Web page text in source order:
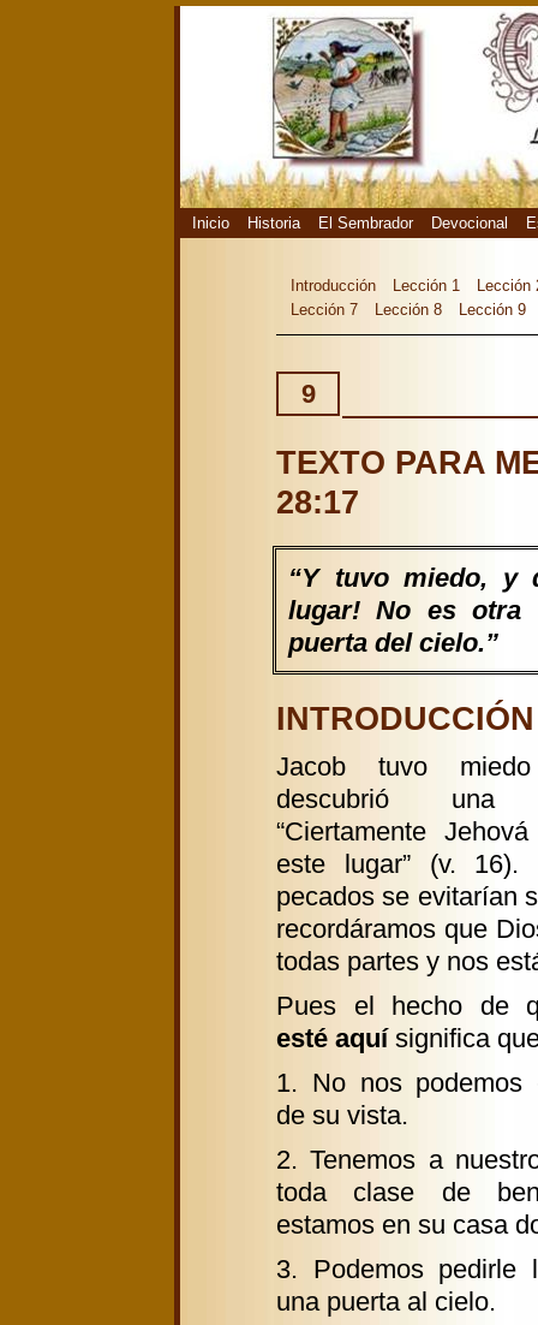
Inicio Historia El Sembrador Devocional
Introducción Lección 1
Lección
Lección 7
Lección 8 Lección 9
9
TEXTO PARA
28:17
“Y tuvo miedo, y
lugar! No es otra
puerta del cielo.”
Jacob tuvo
descubrió una
“Ciertamente
este lugar” (v. 16).
pecados se evitarían
recordáramos que
todas partes y nos
Pues el hecho de
esté aquísignifica
1. No nos podemos
de su vista.
2. Tenemos a
toda clase de
estamos en su casa
3. Podemos pedirle
una puerta al cielo.